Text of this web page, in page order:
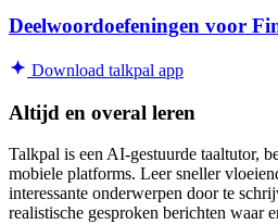
Deelwoordoefeningen voor
Download talkpal app
Altijd en overal leren
Talkpal is een AI-gestuurde taaltutor,
mobiele platforms. Leer sneller
interessante onderwerpen door te
realistische gesproken berichten waar